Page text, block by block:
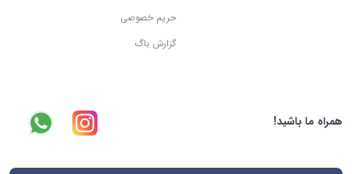
حریم خصوصی
گزارش باگ
همراه ما باشید!